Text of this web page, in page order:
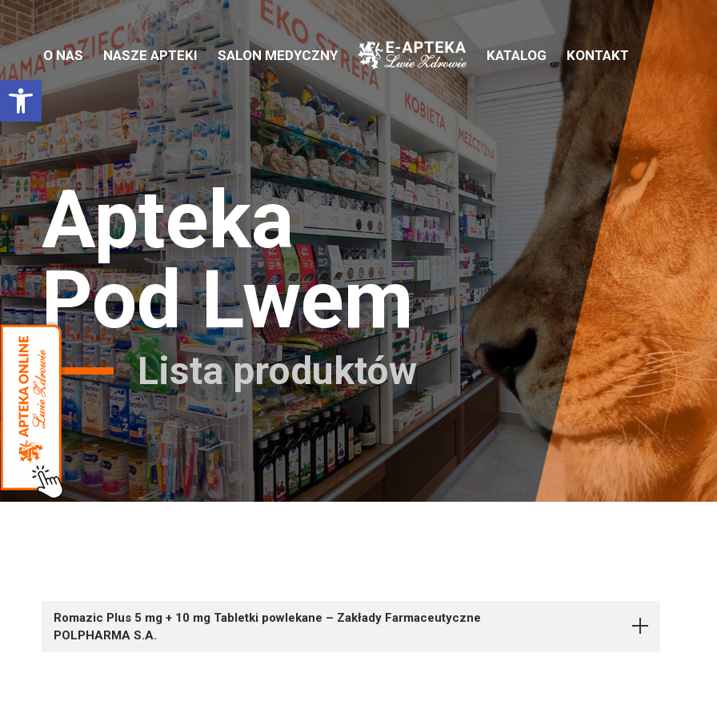
Otwórz pasek narzędzi
O NAS NASZE APTEKI SALON MEDYCZNY KATALOG KONTAKT
Apteka
Pod Lwem
Lista produktów
Romazic Plus 5 mg + 10 mg Tabletki powlekane – Zakłady Farmaceutyczne
POLPHARMA S.A.